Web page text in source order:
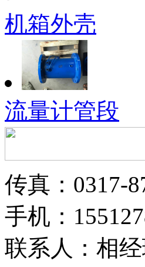
机箱外壳
流量计管段
传真：0317-
手机：
联系人：相